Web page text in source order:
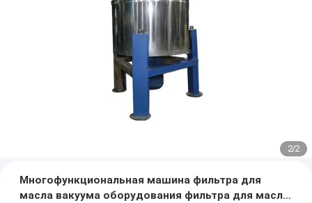
2/2
Многофункциональная машина фильтра для
масла вакуума оборудования фильтра для масла